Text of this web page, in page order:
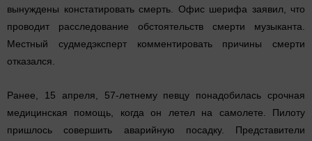
вынуждены констатировать смерть. Офис шерифа заявил, что
проводит расследование обстоятельств смерти музыканта.
Местный судмедэксперт комментировать причины смерти
отказался.
Ранее, 15 апреля, 57-летнему певцу понадобилась срочная
медицинская помощь, когда он летел на самолете. Пилоту
пришлось совершить аварийную посадку. Представители